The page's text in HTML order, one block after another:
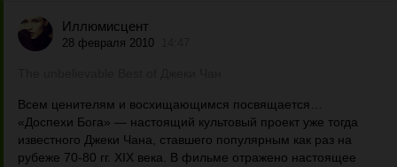
Иллюмисцент
28 февраля 2010
Всем ценителям и восхищающимся посвящается…
«Доспехи Бога» — настоящий культовый проект уже тогда
известного Джеки Чана, ставшего популярным как раз на
рубеже 70-80 гг. XIX века. В фильме отражено настоящее